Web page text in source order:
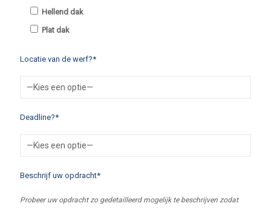
Hellend dak
Plat dak
Locatie van de werf?*
Deadline?*
Beschrijf uw opdracht*
Probeer uw opdracht zo gedetailleerd mogelijk te beschrijven zodat